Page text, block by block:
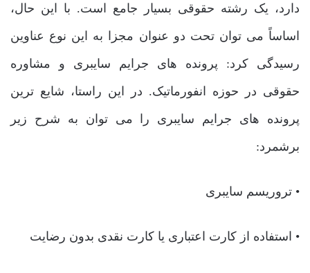
دارد، یک رشته حقوقی بسیار جامع است. با این حال،
اساساً می توان تحت دو عنوان مجزا به این نوع عناوین
رسیدگی کرد: پرونده های جرایم سایبری و مشاوره
حقوقی در حوزه انفورماتیک. در این راستا، شایع ترین
پرونده های جرایم سایبری را می توان به شرح زیر
برشمرد:
• تروریسم سایبری
• استفاده از کارت اعتباری یا کارت نقدی بدون رضایت